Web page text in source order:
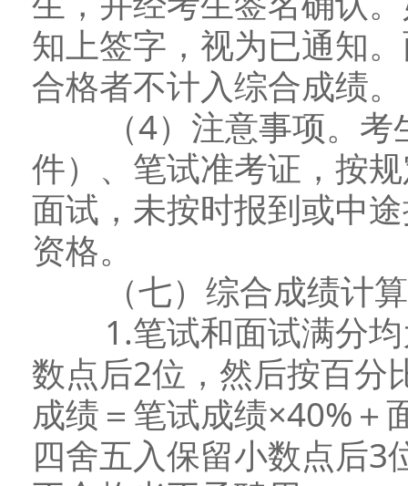
知上签字，视为已通知
合格者不计入综合成绩。
（4）注意事项。考
件）、笔试准考证，按
面试，未按时报到或中
资格。
（七）综合成绩计算
1.笔试和面试满分均
数点后2位，然后按百分
成绩＝笔试成绩×40%＋
四舍五入保留小数点后3